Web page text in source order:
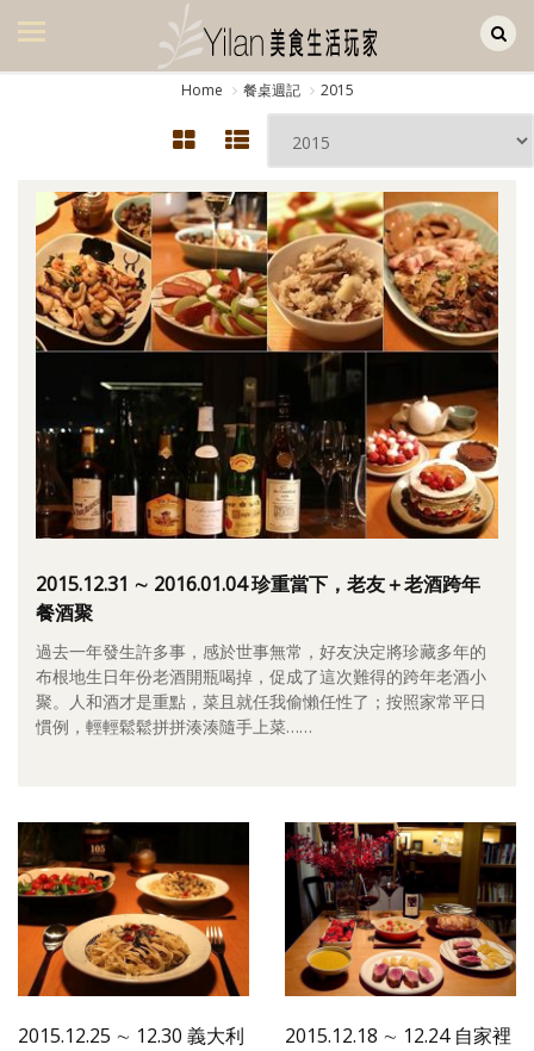
美食集
旅遊集
旅遊美食集
生活風
餐桌週記
享樂隨手拍
影音區
創意出版服務
歷史區
活動實況記錄
媒體報導一覽
合作與代言
訂閱電子報
Home 餐桌週記 2015
2015.12.31 ∼ 2016.01.04 珍重當下，老友＋老酒跨年
餐酒聚
過去一年發生許多事，感於世事無常，好友決定將珍藏多年的
布根地生日年份老酒開瓶喝掉，促成了這次難得的跨年老酒小
聚。人和酒才是重點，菜且就任我偷懶任性了；按照家常平日
慣例，輕輕鬆鬆拼拼湊湊隨手上菜……
2015.12.25 ∼ 12.30 義大利
2015.12.18 ∼ 12.24 自家裡